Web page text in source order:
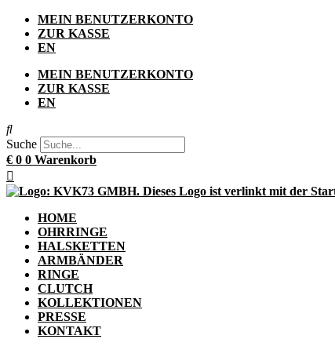
Zum
Inhalt
springen
MEIN BENUTZERKONTO
ZUR KASSE
EN
MEIN BENUTZERKONTO
ZUR KASSE
EN
Suche
€ 0 0 Warenkorb
HOME
OHRRINGE
HALSKETTEN
ARMBÄNDER
RINGE
CLUTCH
KOLLEKTIONEN
PRESSE
KONTAKT